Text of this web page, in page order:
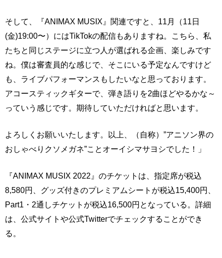
そして、『ANIMAX MUSIX』関連ですと、11月（11日
(金)19:00〜）にはTikTokの配信もありますね。こちら、私
たちと同じステージに立つ人が選ばれる企画、楽しみです
ね。僕は審査員的な感じで、そこにいる予定なんですけど
も、ライブパフォーマンスもしたいなと思っております。
アコースティックギターで、弾き語りを2曲ほどやるかな～
っていう感じです。期待していただければと思います。
よろしくお願いいたします。以上、（自称）”アニソン界の
おしゃべりクソメガネ”ことオーイシマサヨシでした！」
『ANIMAX MUSIX 2022』のチケットは、指定席が税込
8,580円、グッズ付きのプレミアムシートが税込15,400円、
Part1・2通しチケットが税込16,500円となっている。詳細
は、公式サイトや公式Twitterでチェックすることができ
る。